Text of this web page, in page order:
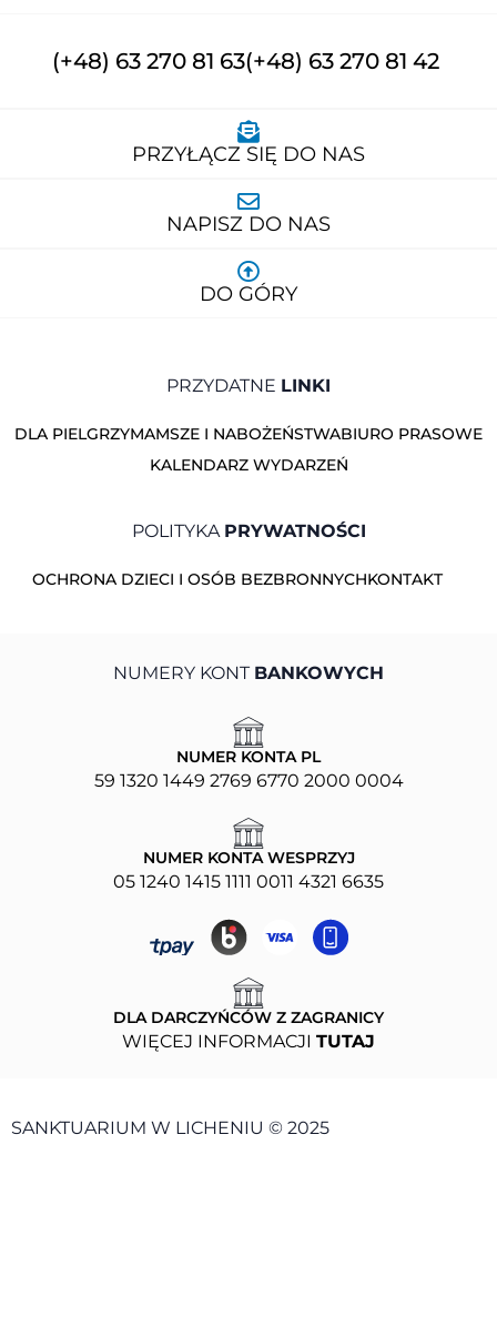
(+48) 63 270 81 63(+48) 63 270 81 42
PRZYŁĄCZ SIĘ DO NAS
NAPISZ DO NAS
DO GÓRY
PRZYDATNE LINKI
DLA PIELGRZYMAMSZE I NABOŻEŃSTWABIURO PRASOWE
KALENDARZ WYDARZEŃ
POLITYKA PRYWATNOŚCI
OCHRONA DZIECI I OSÓB BEZBRONNYCHKONTAKT
NUMERY KONT BANKOWYCH
NUMER KONTA PL
59 1320 1449 2769 6770 2000 0004
NUMER KONTA WESPRZYJ
05 1240 1415 1111 0011 4321 6635
DLA DARCZYŃCÓW Z ZAGRANICY
WIĘCEJ INFORMACJI TUTAJ
SANKTUARIUM W LICHENIU © 2025